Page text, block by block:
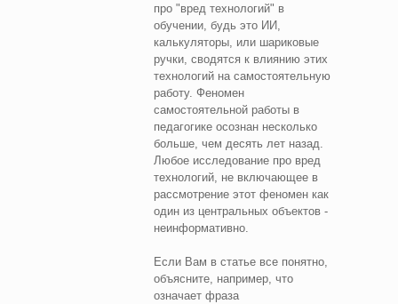
про "вред технологий" в
обучении, будь это ИИ,
калькуляторы, или шариковые
ручки, сводятся к влиянию этих
технологий на самостоятельную
работу. Феномен
самостоятельной работы в
педагогике осознан несколько
больше, чем десять лет назад.
Любое исследование про вред
технологий, не включающее в
рассмотрение этот феномен как
один из центральных объектов -
неинформативно.
Если Вам в статье все понятно,
объясните, например, что
означает фраза